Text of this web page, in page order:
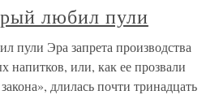
любил пули
пули Эра запрета производства
напитков, или, как ее прозвали
длилась почти тринадцать